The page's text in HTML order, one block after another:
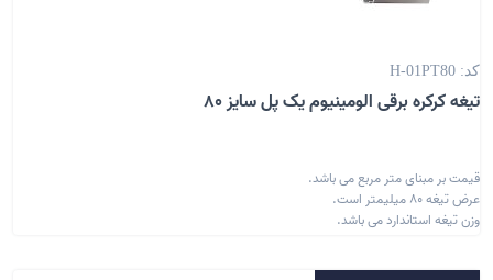
کد: H-01PT80
تیغه کرکره برقی الومینیوم یک پل سایز 80
قیمت بر مبنای متر مربع می باشد.
عرض تیغه 80 میلیمتر است.
وزن تیغه استاندارد می باشد.